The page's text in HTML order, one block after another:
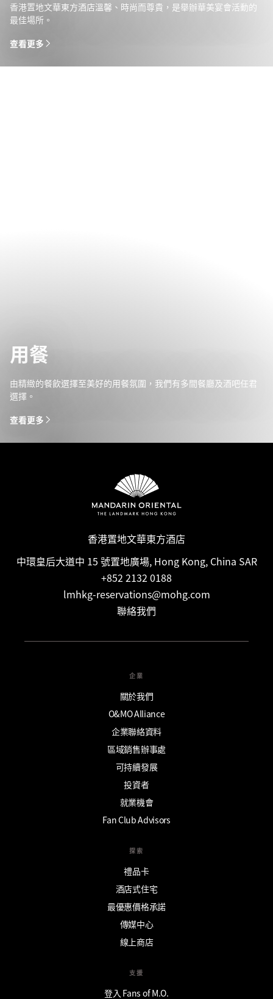
香港置地文華東方酒店溫馨、時尚而尊貴，是舉辦華美宴會活動的
最佳場所。
查看更多
用餐
由精緻的餐飲選擇至美好的用餐氛圍，我們有多間餐廳及酒吧任君
選擇。
查看更多
香港置地文華東方酒店
中環皇后大道中 15 號置地廣場, Hong Kong, China SAR
+852 2132 0188
lmhkg-reservations@mohg.com
聯絡我們
企業
關於我們
O&MO Alliance
企業聯絡資料
區域銷售辦事處
可持續發展
投資者
就業機會
Fan Club Advisors
探索
禮品卡
酒店式住宅
最優惠價格承諾
傳媒中心
線上商店
支援
登入 Fans of M.O.